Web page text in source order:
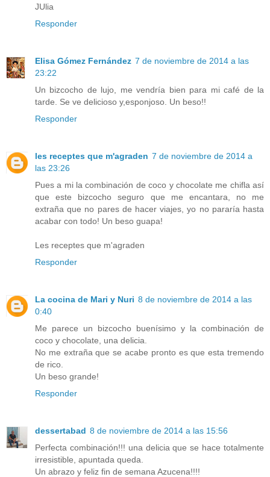
JUlia
Responder
Elisa Gómez Fernández 7 de noviembre de 2014 a las
23:22
Un bizcocho de lujo, me vendría bien para mi café de la
tarde. Se ve delicioso y,esponjoso. Un beso!!
Responder
les receptes que m'agraden 7 de noviembre de 2014 a
las 23:26
Pues a mi la combinación de coco y chocolate me chifla así
que este bizcocho seguro que me encantara, no me
extraña que no pares de hacer viajes, yo no pararía hasta
acabar con todo! Un beso guapa!
Les receptes que m'agraden
Responder
La cocina de Mari y Nuri 8 de noviembre de 2014 a las
0:40
Me parece un bizcocho buenísimo y la combinación de
coco y chocolate, una delicia.
No me extraña que se acabe pronto es que esta tremendo
de rico.
Un beso grande!
Responder
dessertabad 8 de noviembre de 2014 a las 15:56
Perfecta combinación!!! una delicia que se hace totalmente
irresistible, apuntada queda.
Un abrazo y feliz fin de semana Azucena!!!!